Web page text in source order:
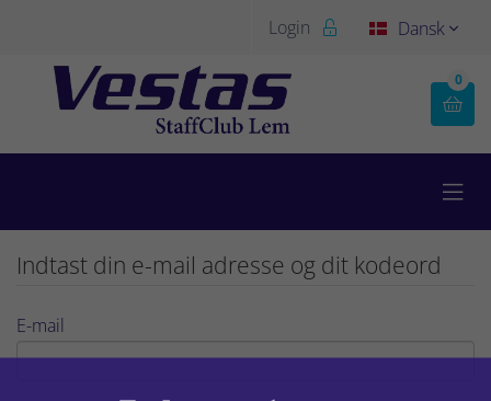
Dansk 
Login 

0

Indtast din e-mail adresse og dit kodeord
E-mail